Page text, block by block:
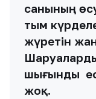
санының
тым
жүретін
шығынды
жоқ.